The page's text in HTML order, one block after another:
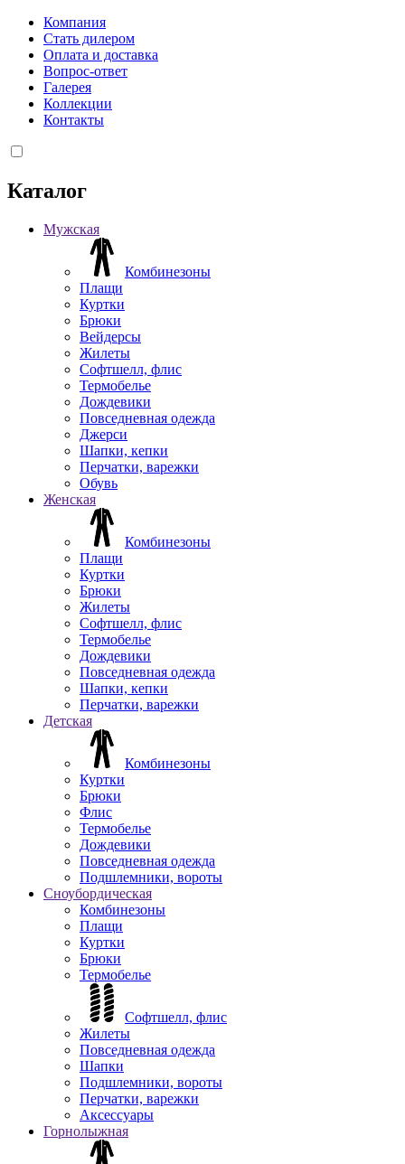
Компания
Стать дилером
Оплата и доставка
Вопрос-ответ
Галерея
Коллекции
Контакты
Каталог
Мужская
Комбинезоны
Плащи
Куртки
Брюки
Вейдерсы
Жилеты
Софтшелл, флис
Термобелье
Дождевики
Повседневная одежда
Джерси
Шапки, кепки
Перчатки, варежки
Обувь
Женская
Комбинезоны
Плащи
Куртки
Брюки
Жилеты
Софтшелл, флис
Термобелье
Дождевики
Повседневная одежда
Шапки, кепки
Перчатки, варежки
Детская
Комбинезоны
Куртки
Брюки
Флис
Термобелье
Дождевики
Повседневная одежда
Подшлемники, вороты
Сноубордическая
Комбинезоны
Плащи
Куртки
Брюки
Термобелье
Софтшелл, флис
Жилеты
Повседневная одежда
Шапки
Подшлемники, вороты
Перчатки, варежки
Аксессуары
Горнолыжная